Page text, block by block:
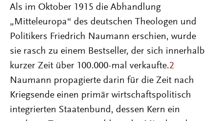
Als im Oktober 1915 die Abhandlung
„Mitteleuropa“ des deutschen Theologen und
Politikers Friedrich Naumann erschien, wurde
sie rasch zu einem Bestseller, der sich innerhalb
kurzer Zeit über 100.000-mal verkaufte.2
Naumann propagierte darin für die Zeit nach
Kriegsende einen primär wirtschaftspolitisch
integrierten Staatenbund, dessen Kern ein